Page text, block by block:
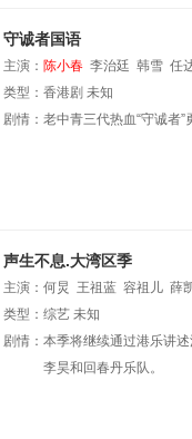
守诚者国语
主演： 陈小春 李治廷 韩雪 任
类型： 香港剧 未知
剧情： 老中青三代热血“守诚者
声生不息.大湾区季
主演： 何炅 王祖蓝 容祖儿 薛
类型： 综艺 未知
剧情： 本季将继续通过港乐讲
李昊和回春丹乐队。